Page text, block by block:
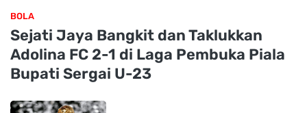
BOLA
Sejati Jaya Bangkit dan Taklukkan
Adolina FC 2-1 di Laga Pembuka Piala
Bupati Sergai U-23